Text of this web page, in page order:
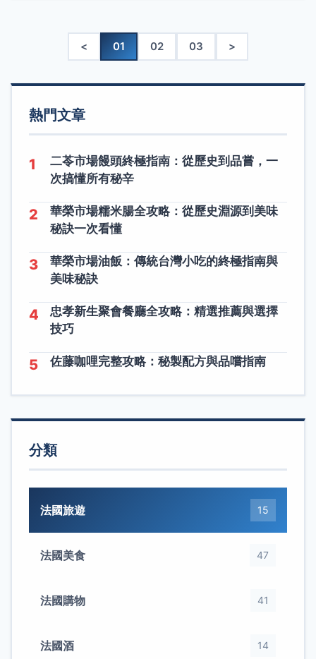
< 01 02 03 >
熱門文章
1
二苓市場饅頭終極指南：從歷史到品嘗，一
次搞懂所有秘辛
2
華榮市場糯米腸全攻略：從歷史淵源到美味
秘訣一次看懂
3
華榮市場油飯：傳統台灣小吃的終極指南與
美味秘訣
4
忠孝新生聚會餐廳全攻略：精選推薦與選擇
技巧
5 佐藤咖哩完整攻略：秘製配方與品嚐指南
分類
法國旅遊 15
法國美食 47
法國購物 41
法國酒 14